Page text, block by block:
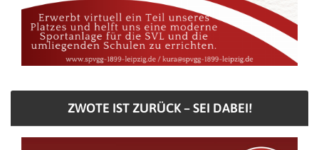
ZWOTE IST ZURÜCK – SEI DABEI!